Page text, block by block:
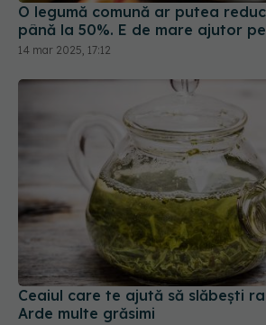
14 mar 2025, 17:12
Ceaiul care te ajută să slăbești
Arde multe grăsimi
19 feb 2025, 17:18